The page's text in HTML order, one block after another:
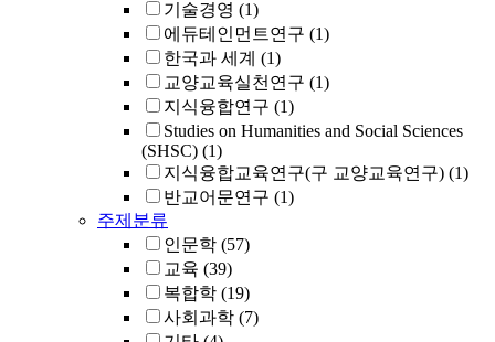
기술경영 (1)
에듀테인먼트연구 (1)
한국과 세계 (1)
교양교육실천연구 (1)
지식융합연구 (1)
Studies on Humanities and Social Sciences
(SHSC) (1)
지식융합교육연구(구 교양교육연구) (1)
반교어문연구 (1)
주제분류
인문학 (57)
교육 (39)
복합학 (19)
사회과학 (7)